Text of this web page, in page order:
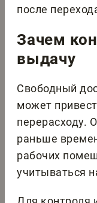
после
Зачем
выдачу
Свободный
может
перерасходу.
раньше
рабочих
учитываться